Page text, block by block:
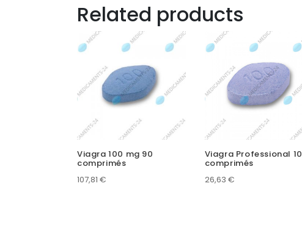
Related products
Viagra 100 mg 90
comprimés
107,81 €
Viagra Professional 10
comprimés
26,63 €